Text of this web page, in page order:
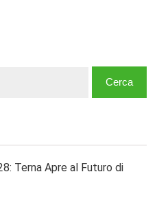
Terna Apre al Futuro di